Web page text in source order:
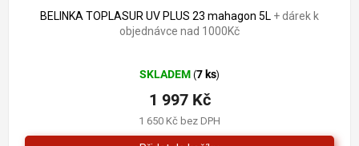
BELINKA TOPLASUR UV PLUS 23 mahagon 5L + dárek k
objednávce nad 1000Kč
hodnocení
produktu
je
5,0
z
SKLADEM (7 ks)
1 650 Kč bez DPH
1 997 Kč